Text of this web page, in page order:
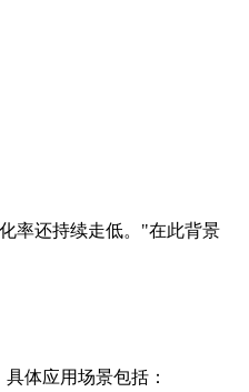
率还持续走低。"在此背景
体应用场景包括：